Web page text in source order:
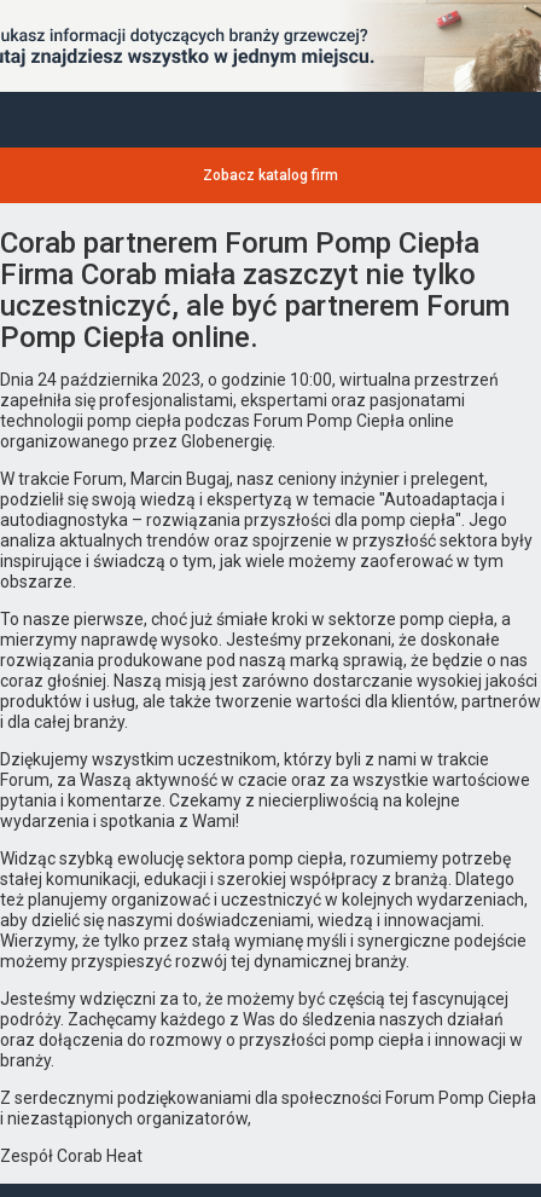
Zobacz katalog firm
Corab partnerem Forum Pomp Ciepła
Firma Corab miała zaszczyt nie tylko
uczestniczyć, ale być partnerem Forum
Pomp Ciepła online.
Dnia 24 października 2023, o godzinie 10:00, wirtualna przestrzeń
zapełniła się profesjonalistami, ekspertami oraz pasjonatami
technologii pomp ciepła podczas Forum Pomp Ciepła online
organizowanego przez Globenergię.
W trakcie Forum, Marcin Bugaj, nasz ceniony inżynier i prelegent,
podzielił się swoją wiedzą i ekspertyzą w temacie "Autoadaptacja i
autodiagnostyka – rozwiązania przyszłości dla pomp ciepła". Jego
analiza aktualnych trendów oraz spojrzenie w przyszłość sektora były
inspirujące i świadczą o tym, jak wiele możemy zaoferować w tym
obszarze.
To nasze pierwsze, choć już śmiałe kroki w sektorze pomp ciepła, a
mierzymy naprawdę wysoko. Jesteśmy przekonani, że doskonałe
rozwiązania produkowane pod naszą marką sprawią, że będzie o nas
coraz głośniej. Naszą misją jest zarówno dostarczanie wysokiej jakości
produktów i usług, ale także tworzenie wartości dla klientów, partnerów
i dla całej branży.
Dziękujemy wszystkim uczestnikom, którzy byli z nami w trakcie
Forum, za Waszą aktywność w czacie oraz za wszystkie wartościowe
pytania i komentarze. Czekamy z niecierpliwością na kolejne
wydarzenia i spotkania z Wami!
Widząc szybką ewolucję sektora pomp ciepła, rozumiemy potrzebę
stałej komunikacji, edukacji i szerokiej współpracy z branżą. Dlatego
też planujemy organizować i uczestniczyć w kolejnych wydarzeniach,
aby dzielić się naszymi doświadczeniami, wiedzą i innowacjami.
Wierzymy, że tylko przez stałą wymianę myśli i synergiczne podejście
możemy przyspieszyć rozwój tej dynamicznej branży.
Jesteśmy wdzięczni za to, że możemy być częścią tej fascynującej
podróży. Zachęcamy każdego z Was do śledzenia naszych działań
oraz dołączenia do rozmowy o przyszłości pomp ciepła i innowacji w
branży.
Z serdecznymi podziękowaniami dla społeczności Forum Pomp Ciepła
i niezastąpionych organizatorów,
Zespół Corab Heat